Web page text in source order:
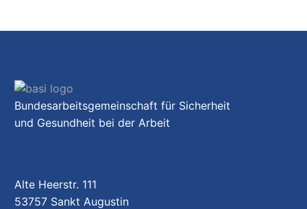
Bundesarbeitsgemeinschaft für Sicherheit
und Gesundheit bei der Arbeit
Alte Heerstr. 111
53757 Sankt Augustin